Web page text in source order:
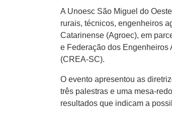
A Unoesc São Miguel do
rurais, técnicos, engenheiros
Catarinense (Agroec), em
e Federação dos Engenheiros
(CREA-SC).
O evento apresentou as
três palestras e uma mesa-
resultados que indicam a